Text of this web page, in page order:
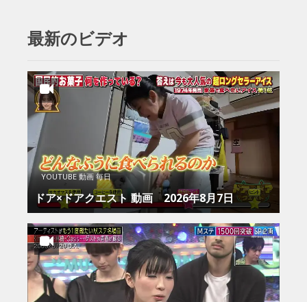
最新のビデオ
YOUTUBE 動画 毎日
ドア×ドアクエスト 動画 2026年8月7日